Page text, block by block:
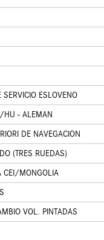
ESLOVENO
HU - ALEMAN
DE NAVEGACION
(TRES RUEDAS)
CEI/MONGOLIA
VOL. PINTADAS